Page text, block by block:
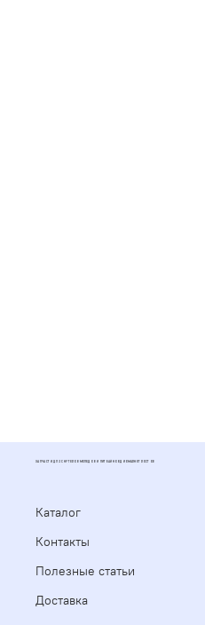
ЗАПЧАСТИ ДЛЯ СКУТЕРОВ МОПЕДОВ И ПИТБАЙКОВ ДИОМАРКЕТ РОСТОВ
Каталог
Контакты
Полезные статьи
Доставка